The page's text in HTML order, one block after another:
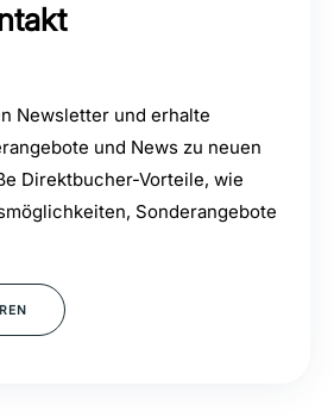
Newsletter und erhalte
und News zu neuen
Direktbucher-Vorteile, wie
Sonderangebote